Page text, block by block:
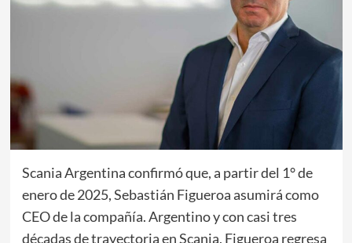
Scania Argentina confirmó que, a partir del 1° de
enero de 2025, Sebastián Figueroa asumirá como
CEO de la compañía. Argentino y con casi tres
décadas de trayectoria en Scania, Figueroa regresa